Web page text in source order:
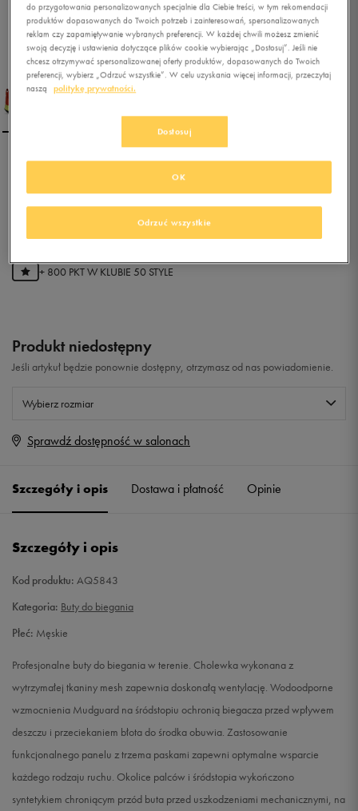
ADIDAS KANADIA 8 TR M
159,99złz Vat
+ 800 PKT W KLUBIE 50 STYLE
Produkt niedostępny
Jeśli artykuł będzie ponownie dostępny, otrzymasz od nas powiadomienie.
Wybierz rozmiar
Rozmiary EU
41 1/3
43 1/3 27,5 cm
44
44 2/3 28,5 cm Powiadom o dostępności
29 cm
46 29,5 cm Powiadom o dostępności
46 2/3 30 cm Powiadom o dostępności
Sprawdź dostępność w salonach
Szczegóły i opis Dostawa i płatność Opinie
Szczegóły i opis
Kod produktu: AQ5843
Kategoria: Buty do biegania
Płeć: Męskie
Profesjonalne buty do biegania w terenie. Cholewka wykonana z
wytrzymałej tkaniny mesh zapewnia doskonałą wentylację. Wodoodporne
wzmocnienia Mudguard na śródstopiu ochronią biegacza przed wpływem
deszczu i przeciekaniem błota do środka obuwia. Zastosowanie
funkcjonalnego panelu z trzema paskami zapewni optymalne wsparcie
każdego rodzaju ruchu. Okolice palców i śródstopia wykończono
syntetykiem chroniącym przód buta przed uszkodzeniami mechanicznymi, na
do przygotowania personalizowanych specjalnie dla Ciebie treści, w tym rekomendacji
produktów dopasowanych do Twoich potrzeb i zainteresowań, spersonalizowanych
reklam czy zapamiętywanie wybranych preferencji. W każdej chwili możesz zmienić
swoją decyzję i ustawienia dotyczące plików cookie wybierając „Dostosuj”. Jeśli nie
chcesz otrzymywać spersonalizowanej oferty produktów, dopasowanych do Twoich
preferencji, wybierz „Odrzuć wszystkie”. W celu uzyskania więcej informacji, przeczytaj
naszą
politykę prywatności.
Dostosuj
Odrzuć wszystkie
OK